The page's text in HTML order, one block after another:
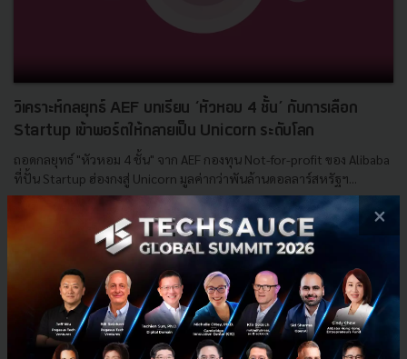
วิเคราะห์กลยุทธ์ AEF บทเรียน ‘หัวหอม 4 ชั้น’ กับการเลือก
Startup เข้าพอร์ตให้กลายเป็น Unicorn ระดับโลก
ถอดกลยุทธ์ "หัวหอม 4 ชั้น" จาก AEF กองทุน Not-for-profit ของ Alibaba
ที่ปั้น Startup ฮ่องกงสู่ Unicorn มูลค่ากว่าพันล้านดอลลาร์สหรัฐฯ...
alibaba Cindy Chow Alibaba Entrepreneurs Fund
×